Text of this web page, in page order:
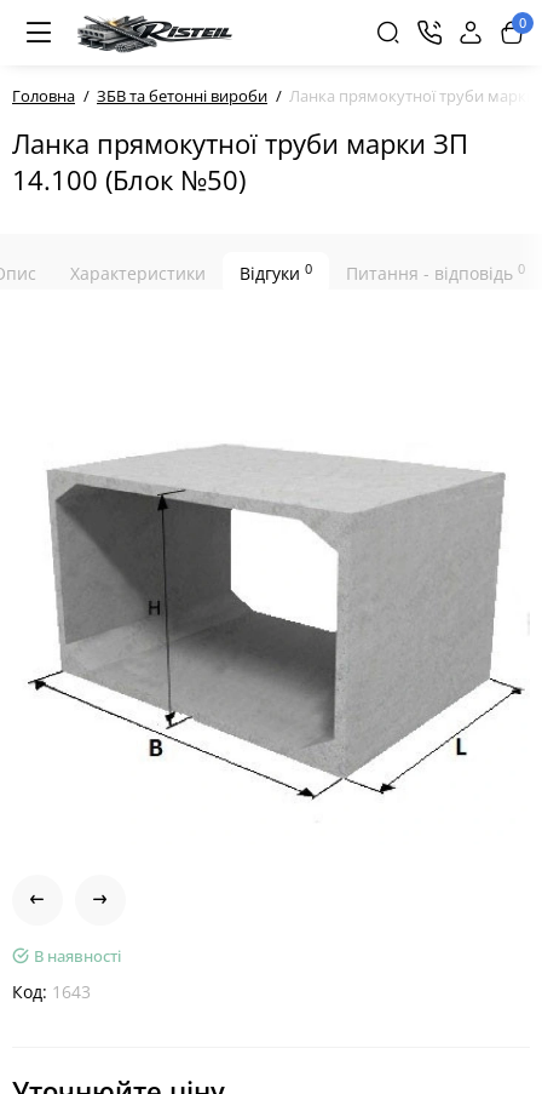
0
Головна ЗБВ та бетонні вироби Ланка прямокутної труби
Ланка прямокутної труби марки ЗП
14.100 (Блок №50)
Характеристики Відгуки 0 Питання - відповідь 0
В наявності
Код: 1643